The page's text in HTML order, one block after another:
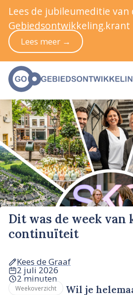
Dit was de week
continuïteit
Kees de Graaf
2 juli 2026
2 minuten
Weekoverzicht
Wil je
Lees de jubileumeditie van
Gebiedsontwikkeling.krant
Lees meer →